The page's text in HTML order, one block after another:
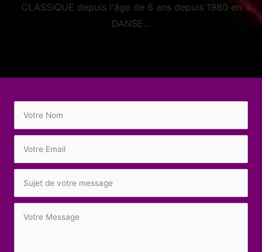
CLASSIQUE depuis l'âge de 6 ans depuis 1980 en
DANSE...